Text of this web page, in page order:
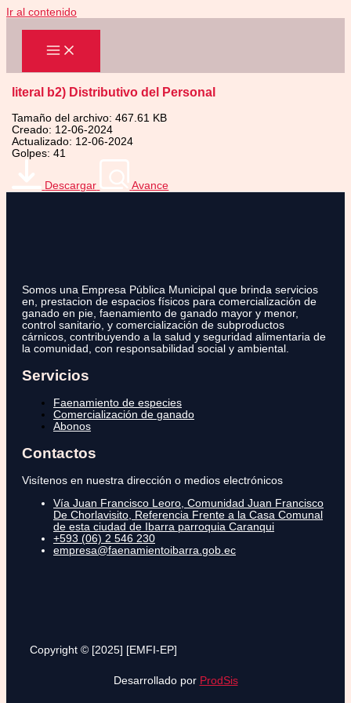
Ir al contenido
literal b2) Distributivo del Personal
Tamaño del archivo: 467.61 KB
Creado: 12-06-2024
Actualizado: 12-06-2024
Golpes: 41
Descargar Avance
Somos una Empresa Pública Municipal que brinda servicios
en, prestacion de espacios físicos para comercialización de
ganado en pie, faenamiento de ganado mayor y menor,
control sanitario, y comercialización de subproductos
cárnicos, contribuyendo a la salud y seguridad alimentaria de
la comunidad, con responsabilidad social y ambiental.
Servicios
Faenamiento de especies
Comercialización de ganado
Abonos
Contactos
Visítenos en nuestra dirección o medios electrónicos
Vía Juan Francisco Leoro, Comunidad Juan Francisco
De Chorlavisito, Referencia Frente a la Casa Comunal
de esta ciudad de Ibarra parroquia Caranqui
+593 (06) 2 546 230
empresa@faenamientoibarra.gob.ec
Copyright © [2025] [EMFI-EP]
Desarrollado por ProdSis